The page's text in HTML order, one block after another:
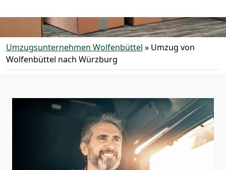
Umzugsunternehmen Wolfenbüttel » Umzug von
Wolfenbüttel nach Würzburg